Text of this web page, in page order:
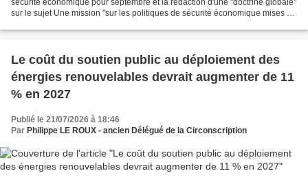
sur le sujet Une mission "sur les politiques de sécurité économique mises en
Le coût du soutien public au déploiement des
énergies renouvelables devrait augmenter de 11
% en 2027
Publié le 21/07/2026 à 18:46
Par Philippe LE ROUX - ancien Délégué de la Circonscription